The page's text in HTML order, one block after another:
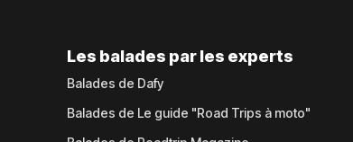
Les balades par les experts
Balades de Dafy
Balades de Le guide "Road Trips à moto"